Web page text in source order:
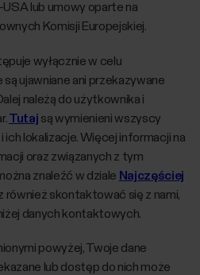
lub umowy oparte na
Komisji Europejskiej.
wyłącznie w celu
są ujawniane ani przekazywane
należą do użytkownika i
Tutaj są wymienieni wszyscy
ich lokalizacje. Więcej informacji na
oraz związanych z tym
znaleźć w dziale Najczęściej
również skontaktować się z nami,
danych kontaktowych.
powyżej, Twoje dane
lub dostęp do nich może